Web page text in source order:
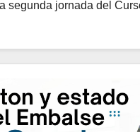
segunda jornada del